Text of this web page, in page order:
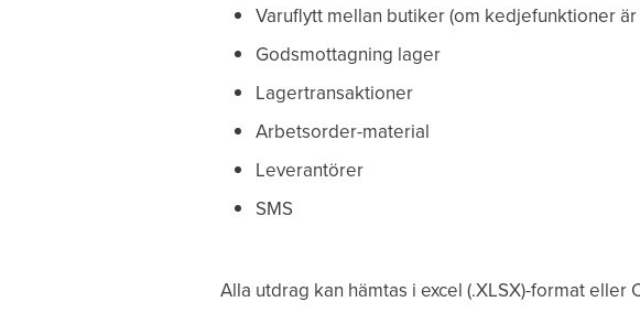
Varuflytt mellan butiker (om kedjefunktioner
Godsmottagning lager
Lagertransaktioner
Arbetsorder-material
Leverantörer
SMS
Alla utdrag kan hämtas i excel (.XLSX)-format eller